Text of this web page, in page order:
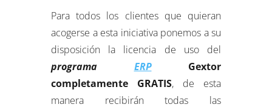
Para todos los clientes que quieran
acogerse a esta iniciativa ponemos a su
disposición la licencia de uso del
programa ERPGextor
completamente GRATIS, de esta
manera recibirán todas las